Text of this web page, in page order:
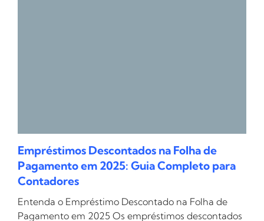
Empréstimos Descontados na Folha de
Pagamento em 2025: Guia Completo para
Contadores
Entenda o Empréstimo Descontado na Folha de
Pagamento em 2025 Os empréstimos descontados